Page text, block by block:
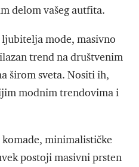
delom vašeg autfita.
mode, masivno
trend na društvenim
širom sveta. Nositi ih,
modnim trendovima i
minimalističke
postoji masivni prsten